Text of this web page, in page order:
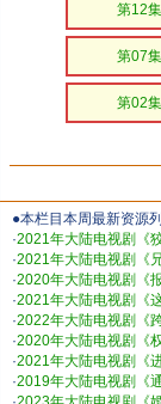
第12集
第07集
第02集
●本栏目本周最新资源
·2021年大陆电视剧《
·2021年大陆电视剧《
·2020年大陆电视剧《
·2021年大陆电视剧《
·2022年大陆电视剧《
·2020年大陆电视剧《
·2021年大陆电视剧《
·2019年大陆电视剧《